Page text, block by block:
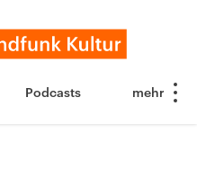
Podcasts